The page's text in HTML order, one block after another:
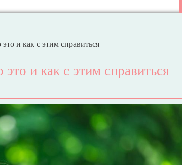
и как с этим справиться
и как с этим справиться